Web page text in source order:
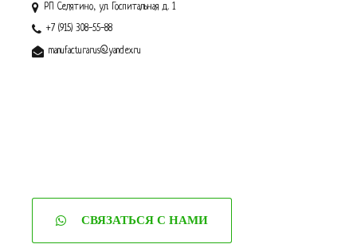
РП Селятино, ул. Госпитальная д. 1
+7 (915) 308-55-88
manufacturarus@yandex.ru
СВЯЗАТЬСЯ С НАМИ